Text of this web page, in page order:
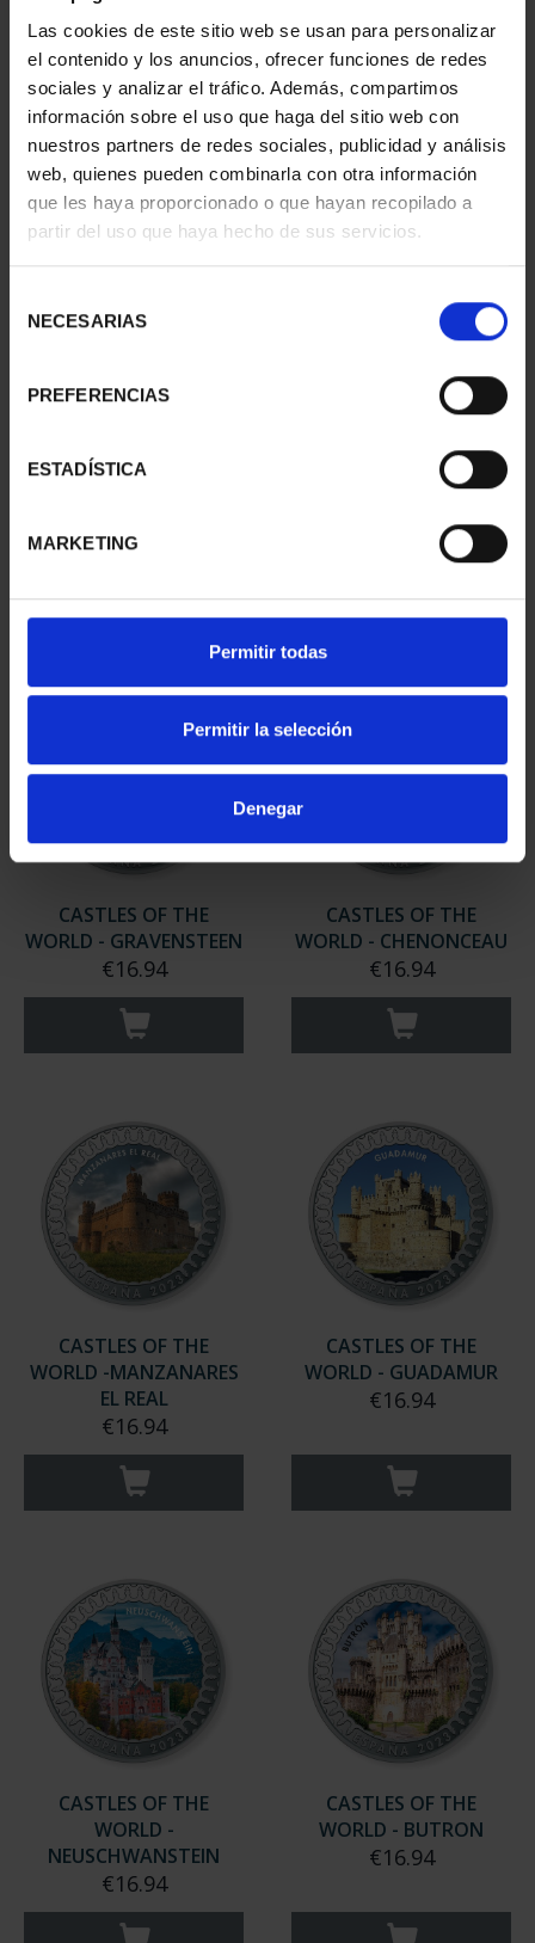
Las cookies de este sitio web se usan para personalizar
el contenido y los anuncios, ofrecer funciones de redes
sociales y analizar el tráfico. Además, compartimos
información sobre el uso que haga del sitio web con
nuestros partners de redes sociales, publicidad y análisis
web, quienes pueden combinarla con otra información
que les haya proporcionado o que hayan recopilado a
partir del uso que haya hecho de sus servicios.
NECESARIAS
PREFERENCIAS
ESTADÍSTICA
MARKETING
Permitir todas
Permitir la selección
Denegar
CASTLES OF THE
WORLD - BELLVER
€16.94
CASTLES OF THE
WORLD - SAN MARCOS
€16.94
CASTLES OF THE
WORLD - PALACE OF
€16.94
CASTLES OF THE
WORLD - PERALADA
CASTLES OF THE
WORLD - GRAVENSTEEN
€16.94
CASTLES OF THE
WORLD - CHENONCEAU
€16.94
CASTLES OF THE
WORLD -MANZANARES
EL REAL
€16.94
CASTLES OF THE
WORLD - GUADAMUR
€16.94
CASTLES OF THE
WORLD -
NEUSCHWANSTEIN
€16.94
CASTLES OF THE
WORLD - BUTRON
€16.94